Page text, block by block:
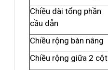
Chiều dài tổng phần
cầu dẫn
Chiều rộng bàn nâng
Chiều rộng giữa 2 cột